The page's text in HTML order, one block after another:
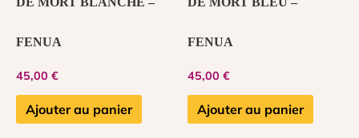
FENUA
45,00 €
Ajouter au panier
FENUA
45,00 €
Ajouter au panier